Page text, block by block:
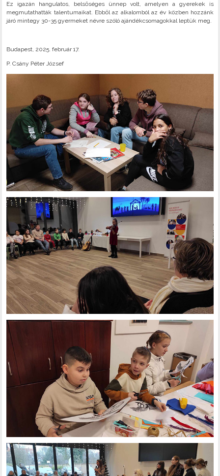
Ez igazán hangulatos, belsőséges ünnep volt, amelyen a gyerekek is
megmutathatták talentumaikat. Ebből az alkalomból az év közben hozzánk
járó mintegy 30-35 gyermeket névre szóló ajándékcsomagokkal leptük meg.
Budapest, 2025. február 17.
P. Csány Péter József